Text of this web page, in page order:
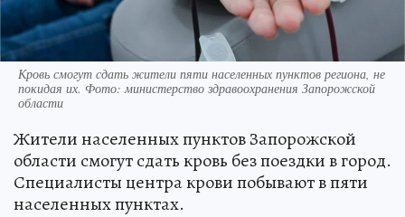
Кровь смогут сдать жители пяти населенных пунктов региона, не
покидая их. Фото: министерство здравоохранения Запорожской
области
Жители населенных пунктов Запорожской
области смогут сдать кровь без поездки в город.
Специалисты центра крови побывают в пяти
населенных пунктах.